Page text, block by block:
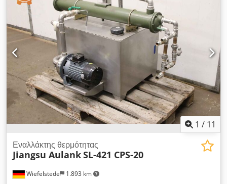
-Διαστάσεις: 675/110/H285 mm / 700/110/H290 mm -Βάρος:
7,5 kg / 7,7 kg
1 / 11
Wiefelstede 1.893 km
Εναλλάκτης θερμότητας
Jiangsu AulankSL-421 CPS-20